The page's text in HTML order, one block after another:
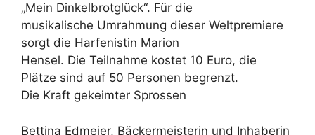
„Mein Dinkelbrotglück“. Für die
musikalische Umrahmung dieser Weltpremiere
sorgt die Harfenistin Marion
Hensel. Die Teilnahme kostet 10 Euro, die
Plätze sind auf 50 Personen begrenzt.
Die Kraft gekeimter Sprossen
Bettina Edmeier, Bäckermeisterin und Inhaberin